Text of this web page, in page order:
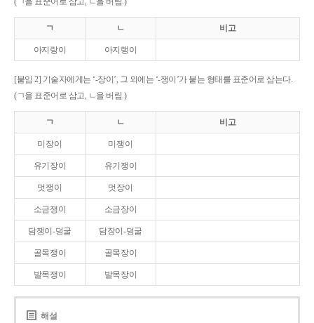
ㄱ ㄴ 비고
아지랑이 아지랭이
[붙임 2] 기술자에게는 ‘-장이’, 그 외에는 ‘-쟁이’가 붙는 형태를 표준어로 삼는다.
(ㄱ을 표준어로 삼고, ㄴ을 버림.)
ㄱ ㄴ 비고
미장이 미쟁이
유기장이 유기쟁이
멋쟁이 멋장이
소금쟁이 소금장이
담쟁이-덩굴 담장이-덩굴
골목쟁이 골목장이
발목쟁이 발목장이
해설